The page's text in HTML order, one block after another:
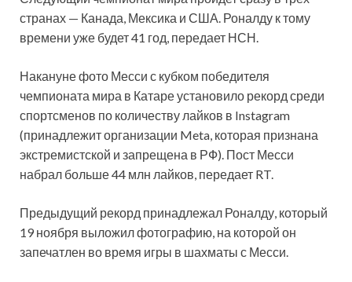
странах — Канада, Мексика и США. Роналду к тому
времени уже будет 41 год, передает НСН.
Накануне фото Месси с кубком победителя
чемпионата мира в Катаре установило рекорд среди
спортсменов по количеству лайков в Instagram
(принадлежит организации Meta, которая признана
экстремистской и запрещена в РФ). Пост Месси
набрал больше 44 млн лайков, передает RT.
Предыдущий рекорд принадлежал Роналду, который
19 ноября выложил фотографию, на которой он
запечатлен во время игры в шахматы с Месси.